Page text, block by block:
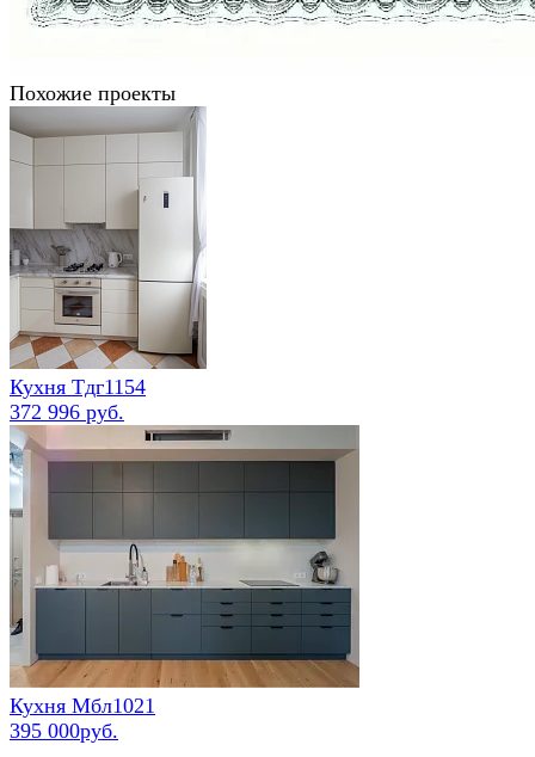
Похожие проекты
Кухня Тдг1154
372 996 руб.
Кухня Мбл1021
395 000руб.